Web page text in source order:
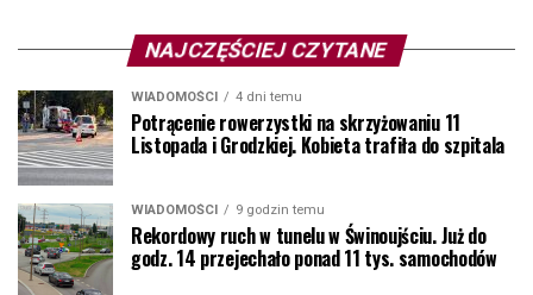
NAJCZĘŚCIEJ CZYTANE
WIADOMOŚCI 4 dni temu
Potrącenie rowerzystki na skrzyżowaniu 11
Listopada i Grodzkiej. Kobieta trafiła do szpitala
WIADOMOŚCI 9 godzin temu
Rekordowy ruch w tunelu w Świnoujściu. Już do
godz. 14 przejechało ponad 11 tys. samochodów